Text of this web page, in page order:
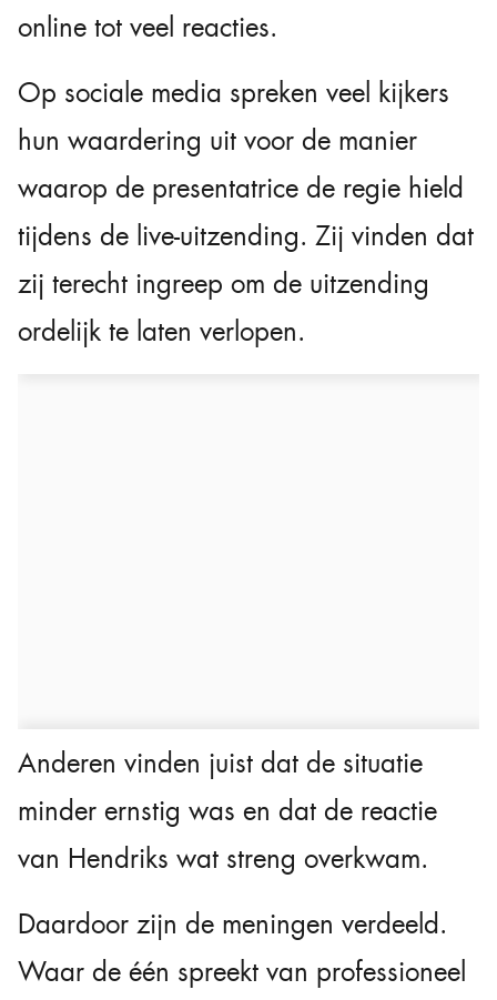
online tot veel reacties.
Op sociale media spreken veel kijkers
hun waardering uit voor de manier
waarop de presentatrice de regie hield
tijdens de live-uitzending. Zij vinden dat
zij terecht ingreep om de uitzending
ordelijk te laten verlopen.
Anderen vinden juist dat de situatie
minder ernstig was en dat de reactie
van Hendriks wat streng overkwam.
Daardoor zijn de meningen verdeeld.
Waar de één spreekt van professioneel